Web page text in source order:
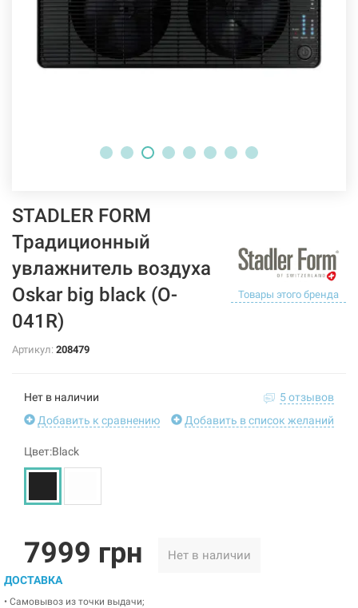
STADLER FORM
Традиционный
увлажнитель воздуха
Oskar big black (O-
041R)
Товары этого бренда
Артикул: 208479
Нет в наличии
5 отзывов
Добавить к сравнению
Добавить в список желаний
Цвет:Black
7999 грн Нет в наличии
ДОСТАВКА
• Самовывоз из точки выдачи;